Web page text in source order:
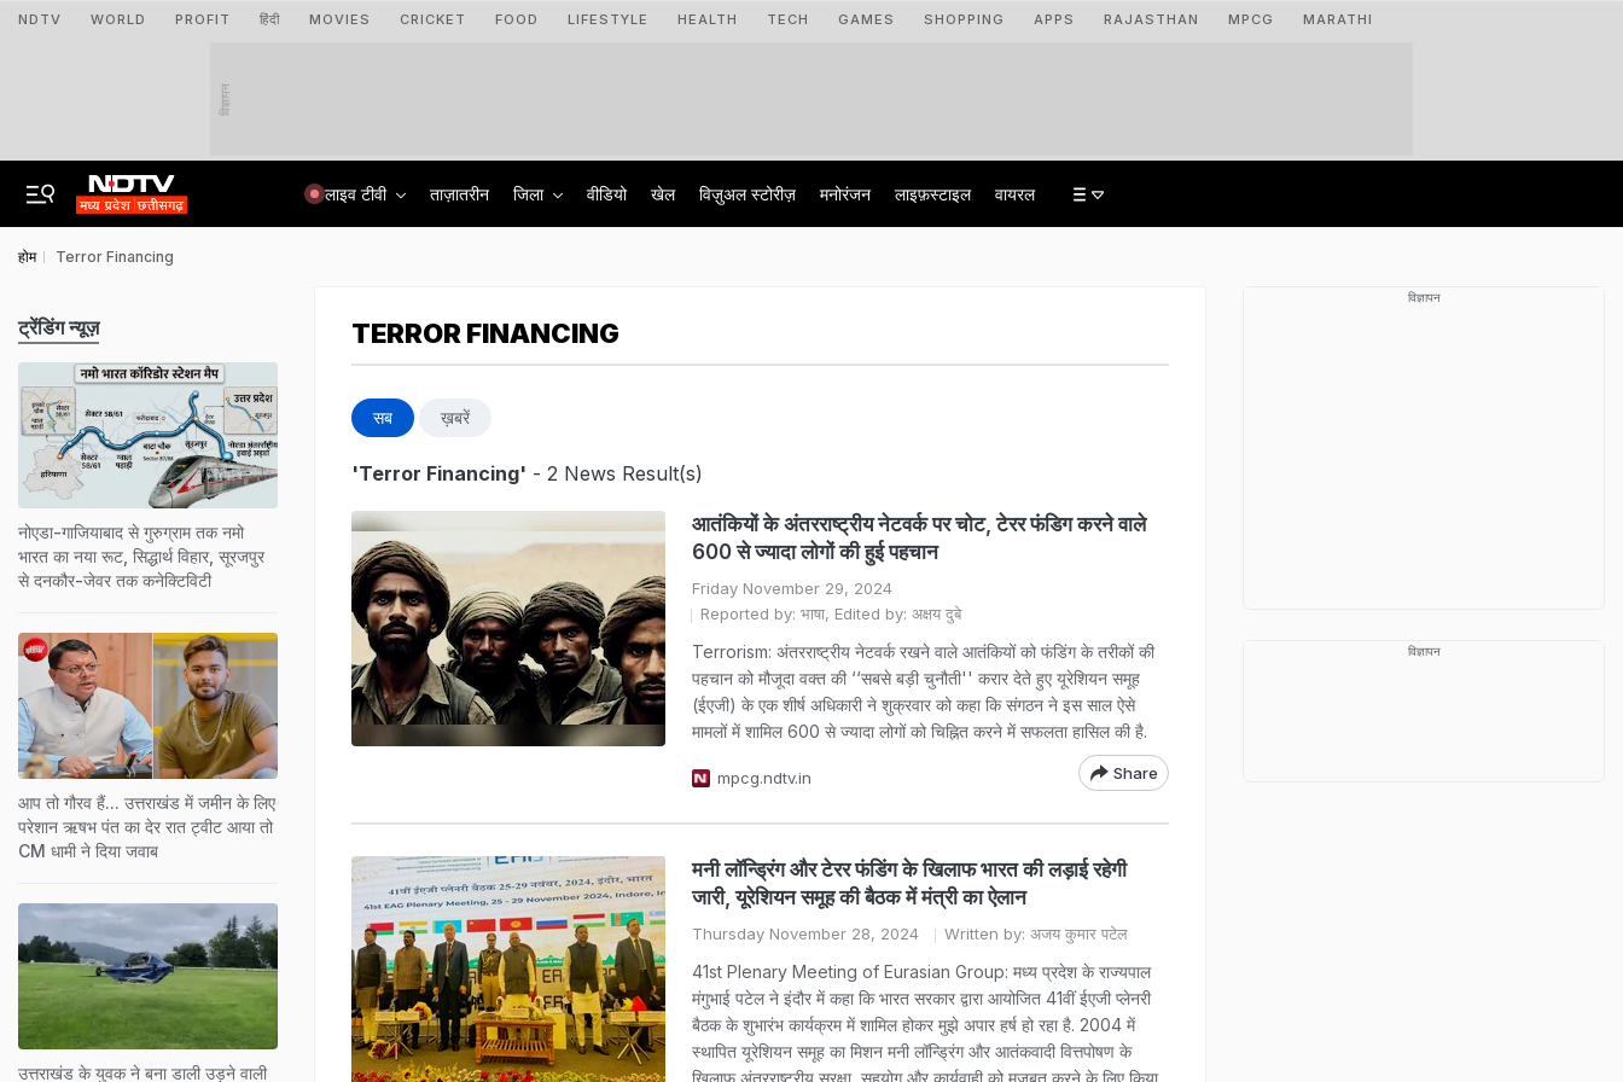
NDTV WORLD PROFIT हिंदी MOVIES CRICKET FOOD LIFESTYLE HEALTH TECH GAMES SHOPPING APPS RAJASTHAN MPCG MARATHI
विज्ञापन
लाइव टीवी ताज़ातरीन जिला वीडियो खेल विज़ुअल स्टोरीज़ मनोरंजन लाइफ़स्टाइल वायरल
होम Terror Financing
TERROR FINANCING
सब ख़बरें
'Terror Financing' - 2 News Result(s)
आतंकियों के अंतरराष्ट्रीय नेटवर्क पर चोट, टेरर फंडिग करने वाले
600 से ज्यादा लोगों की हुई पहचान
Friday November 29, 2024
Reported by: भाषा, Edited by: अक्षय दुबे
Terrorism: अंतरराष्ट्रीय नेटवर्क रखने वाले आतंकियों को फंडिंग के तरीकों की
पहचान को मौजूदा वक्त की ‘‘सबसे बड़ी चुनौती'' करार देते हुए यूरेशियन समूह
(ईएजी) के एक शीर्ष अधिकारी ने शुक्रवार को कहा कि संगठन ने इस साल ऐसे
मामलों में शामिल 600 से ज्यादा लोगों को चिह्नित करने में सफलता हासिल की है.
mpcg.ndtv.in Share
मनी लॉन्ड्रिंग और टेरर फंडिंग के खिलाफ भारत की लड़ाई रहेगी
जारी, यूरेशियन समूह की बैठक में मंत्री का ऐलान
Thursday November 28, 2024 Written by: अजय कुमार पटेल
41st Plenary Meeting of Eurasian Group: मध्य प्रदेश के राज्यपाल
मंगुभाई पटेल ने इंदौर में कहा कि भारत सरकार द्वारा आयोजित 41वीं ईएजी प्लेनरी
बैठक के शुभारंभ कार्यक्रम में शामिल होकर मुझे अपार हर्ष हो रहा है. 2004 में
स्थापित यूरेशियन समूह का मिशन मनी लॉन्ड्रिंग और आतंकवादी वित्तपोषण के
खिलाफ अंतरराष्ट्रीय सुरक्षा, सहयोग और कार्यवाही को मजबूत करने के लिए किया
ट्रेंडिंग न्यूज़
नोएडा-गाजियाबाद से गुरुग्राम तक नमो
भारत का नया रूट, सिद्धार्थ विहार, सूरजपुर
से दनकौर-जेवर तक कनेक्टिविटी
आप तो गौरव हैं... उत्तराखंड में जमीन के लिए
परेशान ऋषभ पंत का देर रात ट्वीट आया तो
CM धामी ने दिया जवाब
उत्तराखंड के युवक ने बना डाली उड़ने वाली
विज्ञापन
विज्ञापन